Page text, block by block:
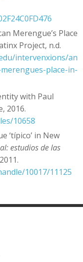
Merengue’s Place
Project, n.d.
intervenxions/an
place-in-
with Paul
2016.
10658
‘típico’ in New
estudios de las
10017/11125